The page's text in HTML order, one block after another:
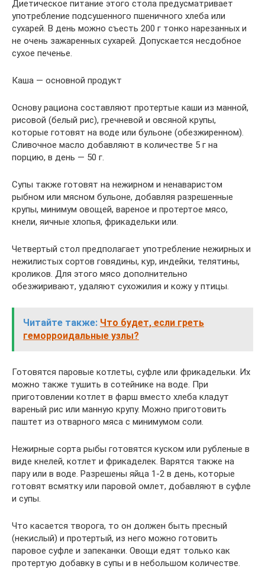
Диетическое питание этого стола предусматривает
употребление подсушенного пшеничного хлеба или
сухарей. В день можно съесть 200 г тонко нарезанных и
не очень зажаренных сухарей. Допускается несдобное
сухое печенье.
Каша — основной продукт
Основу рациона составляют протертые каши из манной,
рисовой (белый рис), гречневой и овсяной крупы,
которые готовят на воде или бульоне (обезжиренном).
Сливочное масло добавляют в количестве 5 г на
порцию, в день — 50 г.
Супы также готовят на нежирном и ненаваристом
рыбном или мясном бульоне, добавляя разрешенные
крупы, минимум овощей, вареное и протертое мясо,
кнели, яичные хлопья, фрикадельки или.
Четвертый стол предполагает употребление нежирных и
нежилистых сортов говядины, кур, индейки, телятины,
кроликов. Для этого мясо дополнительно
обезжиривают, удаляют сухожилия и кожу у птицы.
Читайте также: Что будет, если греть
геморроидальные узлы?
Готовятся паровые котлеты, суфле или фрикадельки. Их
можно также тушить в сотейнике на воде. При
приготовлении котлет в фарш вместо хлеба кладут
вареный рис или манную крупу. Можно приготовить
паштет из отварного мяса с минимумом соли.
Нежирные сорта рыбы готовятся куском или рубленые в
виде кнелей, котлет и фрикаделек. Варятся также на
пару или в воде. Разрешены яйца 1-2 в день, которые
готовят всмятку или паровой омлет, добавляют в суфле
и супы.
Что касается творога, то он должен быть пресный
(некислый) и протертый, из него можно готовить
паровое суфле и запеканки. Овощи едят только как
протертую добавку в супы и в небольшом количестве.